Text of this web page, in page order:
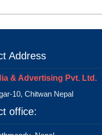
Address
& Advertising Pvt. Ltd.
10, Chitwan Nepal
office: